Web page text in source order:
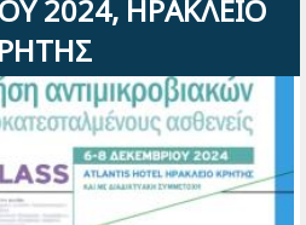
2024, ΗΡΑΚΛΕΙΟ